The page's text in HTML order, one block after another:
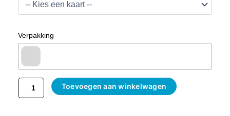
Verpakking
Toevoegen aan winkelwagen